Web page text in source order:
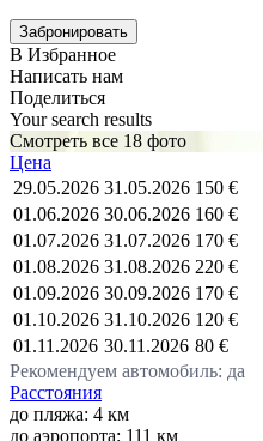
В Избранное
Написать нам
Поделиться
Your search results
Смотреть все 18 фото
Цена
29.05.2026 31.05.2026 150 €
01.06.2026 30.06.2026 160 €
01.07.2026 31.07.2026 170 €
01.08.2026 31.08.2026 220 €
01.09.2026 30.09.2026 170 €
01.10.2026 31.10.2026 120 €
01.11.2026 30.11.2026 80 €
Рекомендуем автомобиль: да
Расстояния
до пляжа: 4 км
до аэропорта: 111 км